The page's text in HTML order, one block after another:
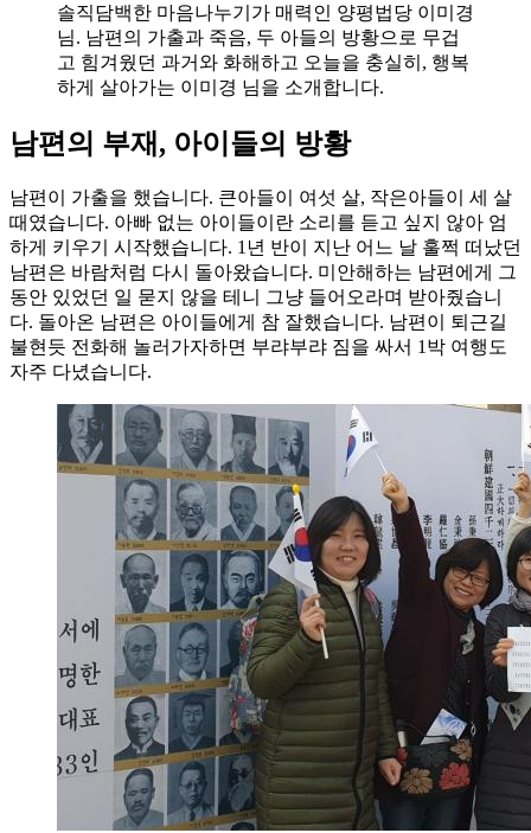
솔직담백한 마음나누기가 매력인 양평법당 이미경
님. 남편의 가출과 죽음, 두 아들의 방황으로 무겁
고 힘겨웠던 과거와 화해하고 오늘을 충실히, 행복
하게 살아가는 이미경 님을 소개합니다.
남편의 부재, 아이들의 방황
남편이 가출을 했습니다. 큰아들이 여섯 살, 작은아들이 세 살
때였습니다. 아빠 없는 아이들이란 소리를 듣고 싶지 않아 엄
하게 키우기 시작했습니다. 1년 반이 지난 어느 날 훌쩍 떠났던
남편은 바람처럼 다시 돌아왔습니다. 미안해하는 남편에게 그
동안 있었던 일 묻지 않을 테니 그냥 들어오라며 받아줬습니
다. 돌아온 남편은 아이들에게 참 잘했습니다. 남편이 퇴근길
불현듯 전화해 놀러가자하면 부랴부랴 짐을 싸서 1박 여행도
자주 다녔습니다.